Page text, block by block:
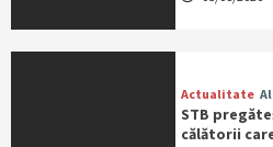
Actualitate
STB
călătorii